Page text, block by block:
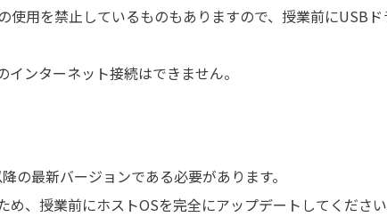
用を禁止しているものもありますので、授業前にUSB
ンターネット接続はできません。
最新バージョンである必要があります。
、授業前にホストOSを完全にアップデートしてください